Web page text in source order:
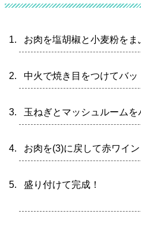
お肉を塩胡椒と小麦粉をま
中火で焼き目をつけてバッ
玉ねぎとマッシュルーム
お肉を(3)に戻して赤ワイ
盛